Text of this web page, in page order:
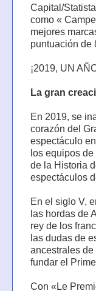
Capital/
como «
mejores
puntuación de
¡2019, UN
La gran
En 2019, se
corazón del
espectáculo
los equipos
de la Historia
espectáculos
En el siglo V,
las hordas de
rey de los
las dudas de
ancestrales
fundar el
Con «Le